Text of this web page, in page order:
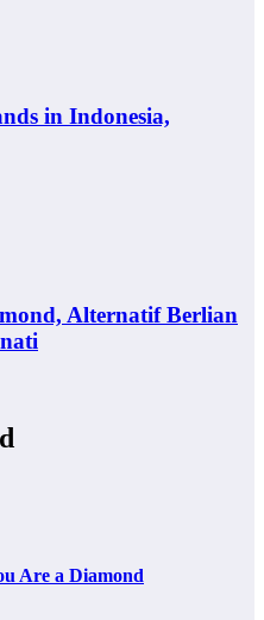
in Indonesia,
Alternatif Berlian
Are a Diamond